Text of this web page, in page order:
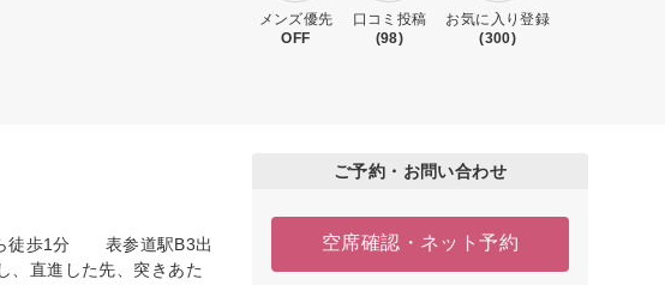
メンズ優先
OFF
口コミ投稿
(98)
お気に入り登録
(300)
ら徒歩1分 表参道駅B3出
、直進した先、突きあた
ご予約・お問い合わせ
空席確認・ネット予約